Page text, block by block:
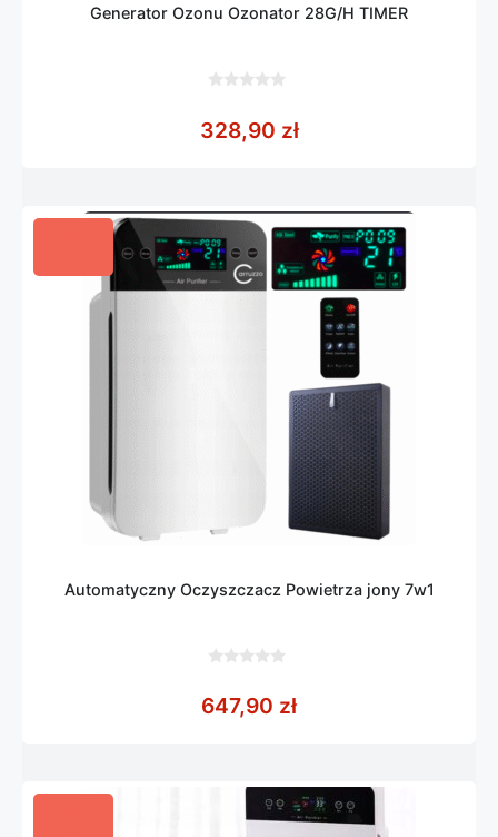
Generator Ozonu Ozonator 28G/H TIMER
5
328,90 zł
Automatyczny Oczyszczacz Powietrza jony 7w1
5
647,90 zł